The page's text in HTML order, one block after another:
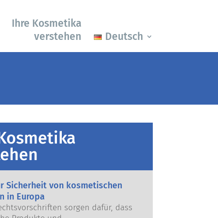
Ihre Kosmetika
verstehen
Deutsch
Sicherheit von kosmetischen
in Europa
sorgen dafür, dass